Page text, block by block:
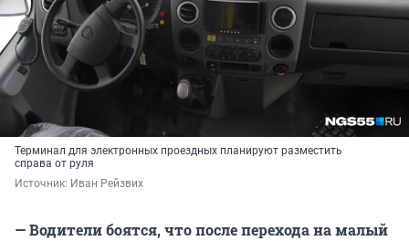
Терминал для электронных проездных планируют разместить
справа от руля
Источник: Иван Рейзвих
— Водители боятся, что после перехода на малый